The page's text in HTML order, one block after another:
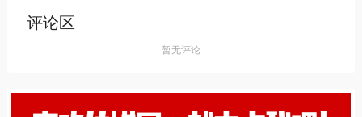
评论区
暂无评论